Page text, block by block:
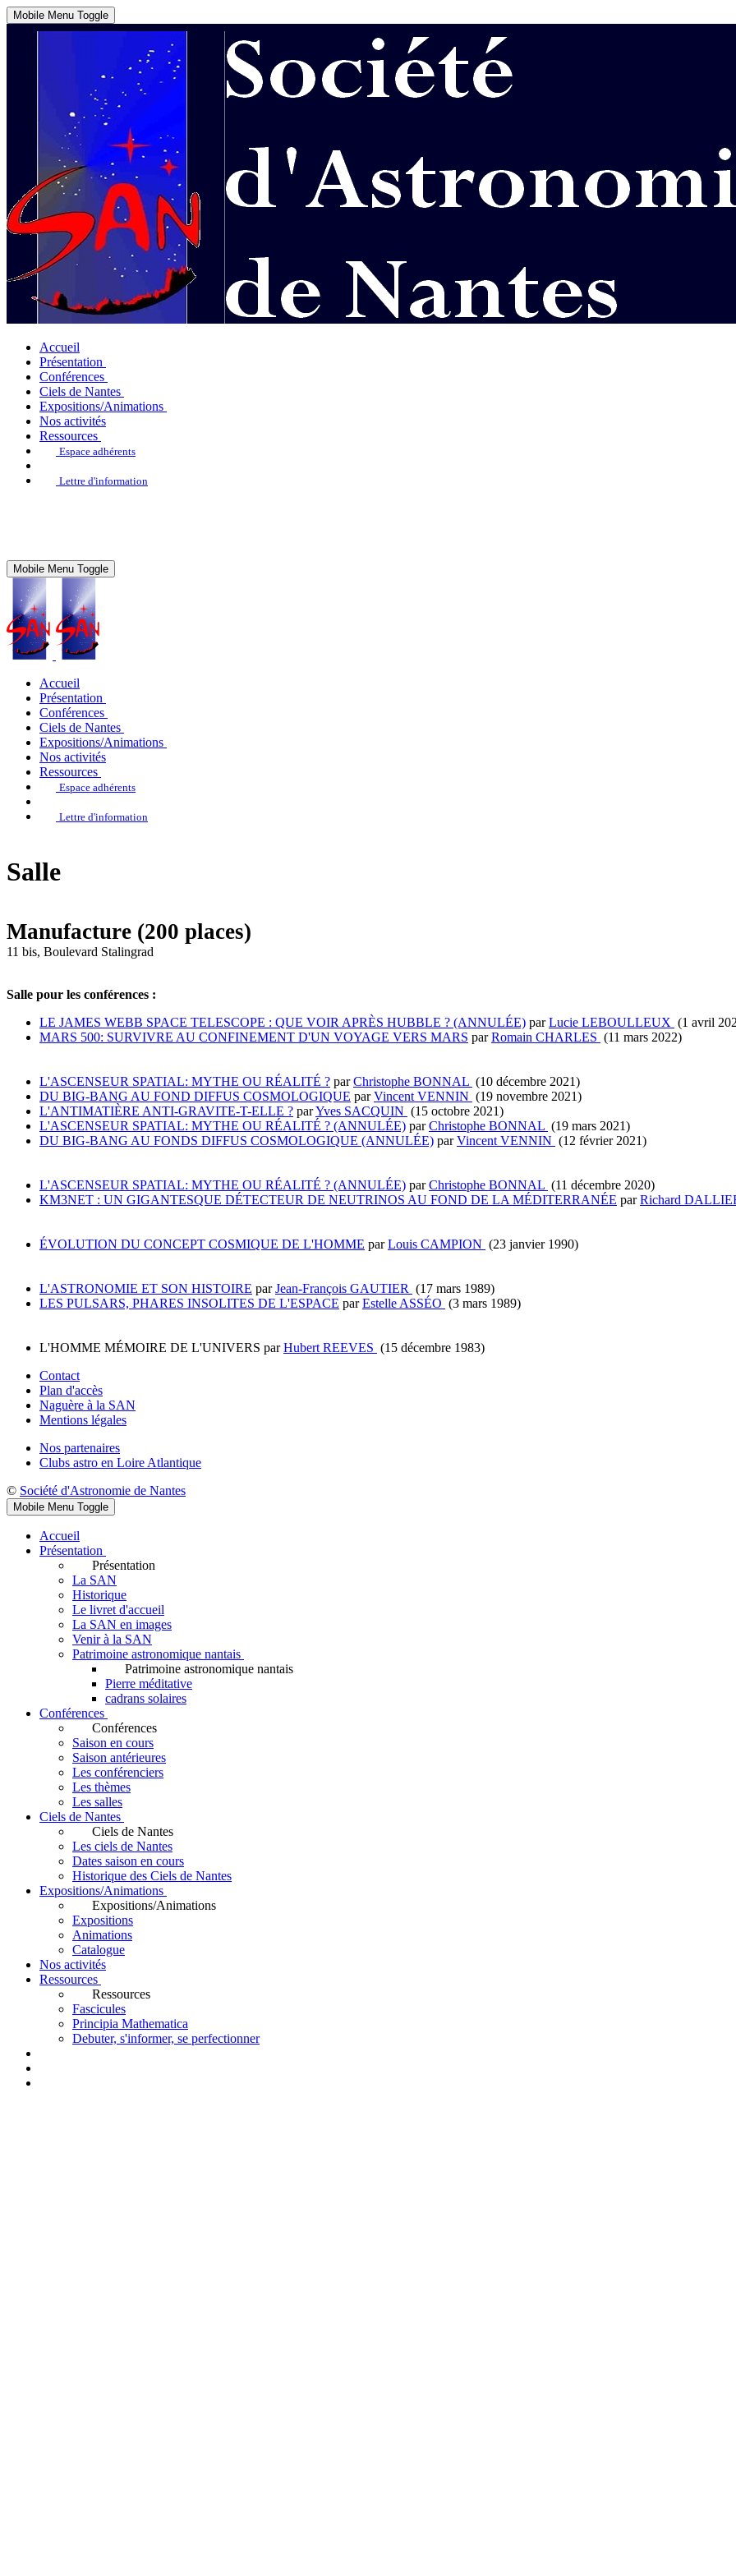
Mobile Menu Toggle
Accueil
Présentation
Conférences
Ciels de Nantes
Expositions/Animations
Nos activités
Ressources
Espace adhérents
Lettre d'information
Mobile Menu Toggle
Accueil
Présentation
Conférences
Ciels de Nantes
Expositions/Animations
Nos activités
Ressources
Espace adhérents
Lettre d'information
Salle
Manufacture (200 places)
11 bis, Boulevard Stalingrad
+
−
Salle pour les conférences :
LE JAMES WEBB SPACE TELESCOPE : QUE VOIR APRÈS HUBBLE ? (ANNULÉE) parLucie LEBOULLEUX (1 avril
MARS 500: SURVIVRE AU CONFINEMENT D'UN VOYAGE VERS MARS parRomain CHARLES (11 mars 2022)
L'ASCENSEUR SPATIAL: MYTHE OU RÉALITÉ ? parChristophe BONNAL (10 décembre 2021)
DU BIG-BANG AU FOND DIFFUS COSMOLOGIQUE parVincent VENNIN (19 novembre 2021)
L'ANTIMATIÈRE ANTI-GRAVITE-T-ELLE ? parYves SACQUIN (15 octobre 2021)
L'ASCENSEUR SPATIAL: MYTHE OU RÉALITÉ ? (ANNULÉE) parChristophe BONNAL (19 mars 2021)
DU BIG-BANG AU FONDS DIFFUS COSMOLOGIQUE (ANNULÉE) parVincent VENNIN (12 février 2021)
L'ASCENSEUR SPATIAL: MYTHE OU RÉALITÉ ? (ANNULÉE) parChristophe BONNAL (11 décembre 2020)
KM3NET : UN GIGANTESQUE DÉTECTEUR DE NEUTRINOS AU FOND DE LA MÉDITERRANÉE parRichard
ÉVOLUTION DU CONCEPT COSMIQUE DE L'HOMME parLouis CAMPION (23 janvier 1990)
L'ASTRONOMIE ET SON HISTOIRE parJean-François GAUTIER (17 mars 1989)
LES PULSARS, PHARES INSOLITES DE L'ESPACE parEstelle ASSÉO (3 mars 1989)
L'HOMME MÉMOIRE DE L'UNIVERS parHubert REEVES (15 décembre 1983)
Contact
Plan d'accès
Naguère à la SAN
Mentions légales
Nos partenaires
Clubs astro en Loire Atlantique
© Société d'Astronomie de Nantes
Mobile Menu Toggle
Accueil
Présentation
Présentation
La SAN
Historique
Le livret d'accueil
La SAN en images
Venir à la SAN
Patrimoine astronomique nantais
Patrimoine astronomique nantais
Pierre méditative
cadrans solaires
Conférences
Conférences
Saison en cours
Saison antérieures
Les conférenciers
Les thèmes
Les salles
Ciels de Nantes
Ciels de Nantes
Les ciels de Nantes
Dates saison en cours
Historique des Ciels de Nantes
Expositions/Animations
Expositions/Animations
Expositions
Animations
Catalogue
Nos activités
Ressources
Ressources
Fascicules
Principia Mathematica
Debuter, s'informer, se perfectionner